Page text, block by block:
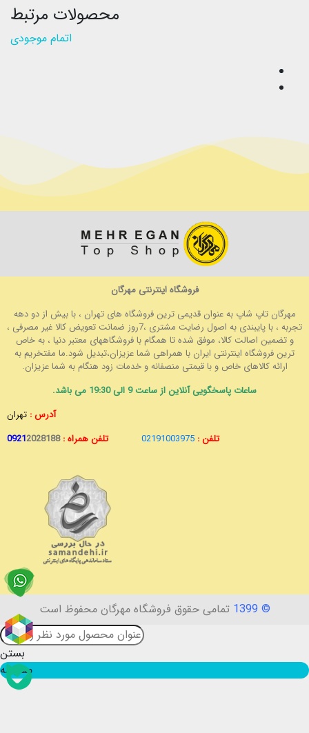
محصولات مرتبط
اتمام موجودی
فروشگاه اینترنتی مهرگان
مهرگان تاپ شاپ به عنوان قدیمی ترین فروشگاه های تهران ، با بیش از دو دهه
تجربه ، با پایبندی به اصول رضایت مشتری ،7روز ضمانت تعویض کالا غیر مصرفی ،
و تضمین اصالت کالا، موفق شده تا همگام با فروشگاههای معتبر دنیا ، به خاص
ترین فروشگاه اینترنتی ایران با همراهی شما عزیزان،تبدیل شود.ما مفتخریم به
ارائه کالاهای خاص و با قیمتی منصفانه و خدمات زود هنگام به شما عزیزان.
ساعات پاسخگویی آنلاین از ساعت 9 الی 19:30 می باشد.
آدرس : تهران
تلفن : 02191003975 تلفن همراه : 09212028188
© 1399 تمامی حقوق فروشگاه مهرگان محفوظ است
بستن
مقایسه